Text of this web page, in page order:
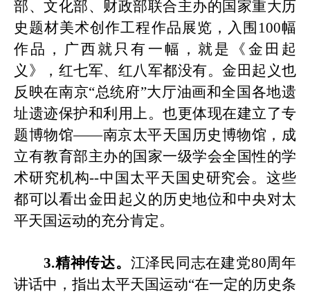
部、文化部、财政部联合主办的国家重大历
史题材美术创作工程作品展览，入围 100幅
作品 ，广西就只有一幅，就是 《 金田起
义 》 ，红七军、红八军都没有。 金田起义也
反映在南京“总统府”大厅油画和全国各地遗
址遗迹保护和利用上。也更体现在建立了专
题博物馆——南京太平天国历史博物馆，成
立有教育部主办的国家一级学会全国性的学
术研究机构--中国太平天国史研究会。这些
都可以看出金田起义的历史地位和中央对太
平天国运动的充分肯定。
3.精神传达。 江泽民同志在建党80周年
讲话中，指出太平天国运动“在一定的历史条